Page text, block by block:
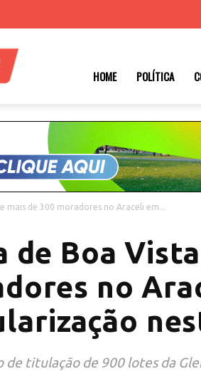
HOME POLÍTICA
mais de 300 moradores no Araceli em...
Boa
no
de titulação de 900 lotes da